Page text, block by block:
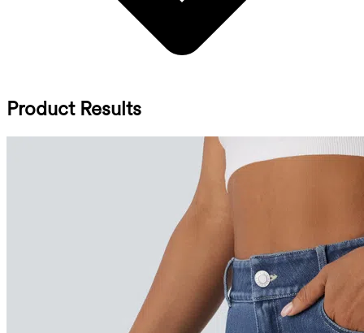
Product Results